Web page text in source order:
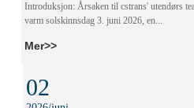
Introduksjon: Årsaken til cstrans' utendørs
varm solskinnsdag 3. juni 2026, en...
Mer>>
02